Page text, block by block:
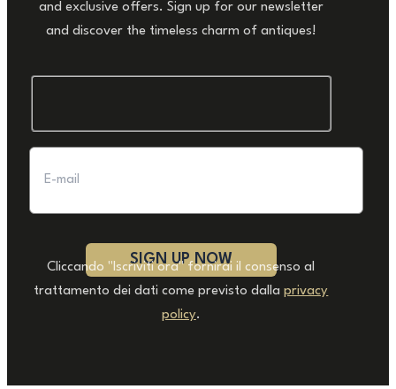
and exclusive offers. Sign up for our newsletter
and discover the timeless charm of antiques!
Cliccando "Iscriviti ora" fornirai il consenso al
trattamento dei dati come previsto dallaprivacy
policy.